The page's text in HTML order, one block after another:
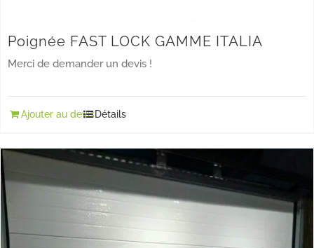
Poignée FAST LOCK GAMME ITALIA
Merci de demander un devis !
Ajouter au devisDétails